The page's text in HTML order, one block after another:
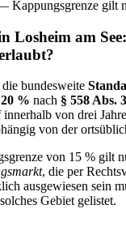
Kappungsgrenze gilt
Losheim am
bundesweite
% nach § 558 Abs.
von drei
von der
von 15 % gilt
, die per
ausgewiesen sein
Gebiet gelistet.